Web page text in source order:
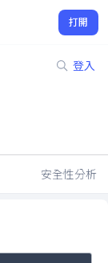
打開
登入
安全性分析